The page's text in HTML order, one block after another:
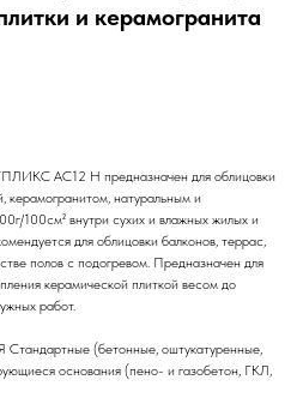
и керамогранита
АC12 H предназначен для облицовки
керамогранитом, натуральным и
100см² внутри сухих и влажных жилых и
для облицовки балконов, террас,
полов с подогревом. Предназначен для
керамической плиткой весом до
работ.
(бетонные, оштукатуренные,
основания (пено- и газобетон, ГКЛ,